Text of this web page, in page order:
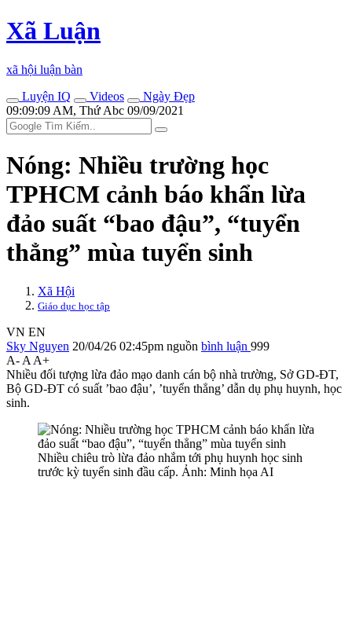
Xã Luận
xã hội luận bàn
Luyện IQ
Videos
Ngày Đẹp
09:09:09 AM, Thứ Abc 09/09/2021
Nóng: Nhiều trường học
TPHCM cảnh báo khẩn lừa
đảo suất “bao đậu”, “tuyển
thẳng” mùa tuyển sinh
Xã Hội
Giáo dục học tập
VN EN
Sky Nguyen 20/04/26 02:45pm nguồn bình luận 999
A- A A+
Nhiều đối tượng lừa đảo mạo danh cán bộ nhà trường, Sở GD-ĐT,
Bộ GD-ĐT có suất ’bao đậu’, ’tuyển thẳng’ dẫn dụ phụ huynh, học
sinh.
Nhiều chiêu trò lừa đảo nhắm tới phụ huynh học sinh
trước kỳ tuyển sinh đầu cấp. Ảnh: Minh họa AI